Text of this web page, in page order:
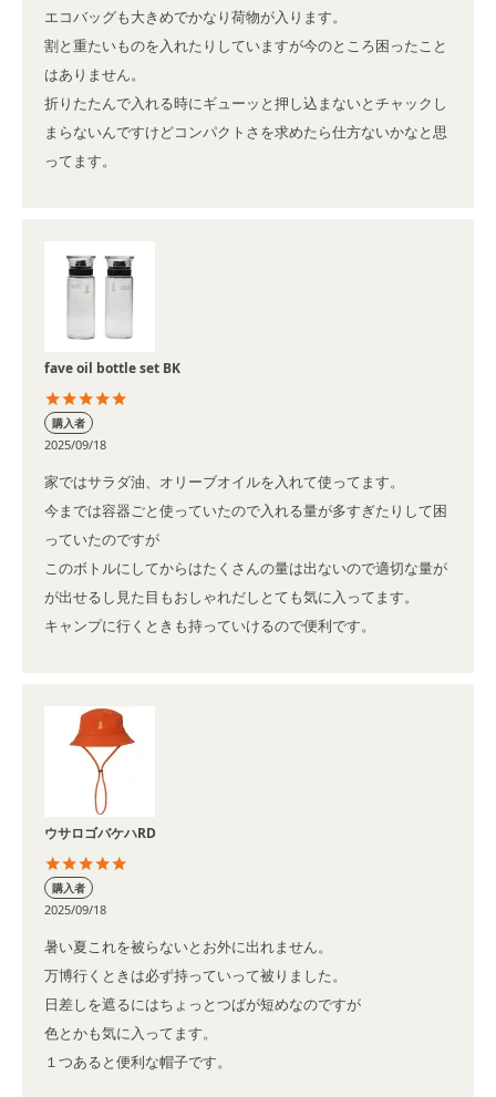
エコバッグも大きめでかなり荷物が入ります。
割と重たいものを入れたりしていますが今のところ困ったこと
はありません。
折りたたんで入れる時にギューッと押し込まないとチャックし
まらないんですけどコンパクトさを求めたら仕方ないかなと思
ってます。
fave oil bottle set BK
購入者
2025/09/18
家ではサラダ油、オリーブオイルを入れて使ってます。
今までは容器ごと使っていたので入れる量が多すぎたりして困
っていたのですが
このボトルにしてからはたくさんの量は出ないので適切な量が
が出せるし見た目もおしゃれだしとても気に入ってます。
キャンプに行くときも持っていけるので便利です。
ウサロゴバケハRD
購入者
2025/09/18
暑い夏これを被らないとお外に出れません。
万博行くときは必ず持っていって被りました。
日差しを遮るにはちょっとつばが短めなのですが
色とかも気に入ってます。
１つあると便利な帽子です。